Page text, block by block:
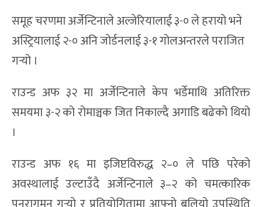
समूह चरणमा अर्जेन्टिनाले अल्जेरियालाई ३-० ले हरायो भने
अस्ट्रियालाई २-० अनि जोर्डनलाई ३-१ गोलअन्तरले पराजित
गर्‍यो ।
राउन्ड अफ ३२ मा अर्जेन्टिनाले केप भर्डेमाथि अतिरिक्त
समयमा ३-२ को रोमाञ्चक जित निकाल्दै अगाडि बढेको थियो
।
राउन्ड अफ १६ मा इजिप्टविरुद्ध २–० ले पछि परेको
अवस्थालाई उल्टाउँदै अर्जेन्टिनाले ३–२ को चमत्कारिक